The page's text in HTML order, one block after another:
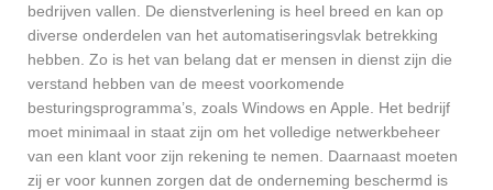
bedrijven vallen. De dienstverlening is heel breed en kan op
diverse onderdelen van het automatiseringsvlak betrekking
hebben. Zo is het van belang dat er mensen in dienst zijn die
verstand hebben van de meest voorkomende
besturingsprogramma’s, zoals Windows en Apple. Het bedrijf
moet minimaal in staat zijn om het volledige netwerkbeheer
van een klant voor zijn rekening te nemen. Daarnaast moeten
zij er voor kunnen zorgen dat de onderneming beschermd is